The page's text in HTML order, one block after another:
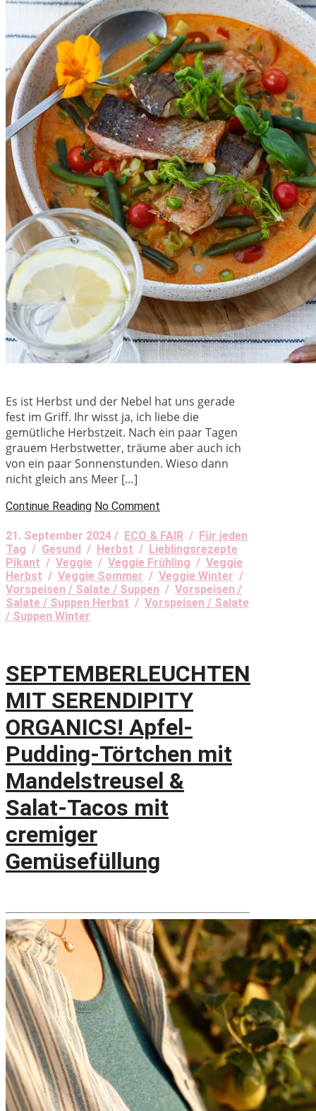
Es ist Herbst und der Nebel hat uns gerade
fest im Griff. Ihr wisst ja, ich liebe die
gemütliche Herbstzeit. Nach ein paar Tagen
grauem Herbstwetter, träume aber auch ich
von ein paar Sonnenstunden. Wieso dann
nicht gleich ans Meer […]
Continue Reading No Comment
21. September 2024 / ECO & FAIR / Für jeden
Tag / Gesund / Herbst / Lieblingsrezepte
Pikant / Veggie / Veggie Frühling / Veggie
Herbst / Veggie Sommer / Veggie Winter /
Vorspeisen / Salate / Suppen / Vorspeisen /
Salate / Suppen Herbst / Vorspeisen / Salate
/ Suppen Winter
SEPTEMBERLEUCHTEN
MIT SERENDIPITY
ORGANICS! Apfel-
Pudding-Törtchen mit
Mandelstreusel &
Salat-Tacos mit
cremiger
Gemüsefüllung